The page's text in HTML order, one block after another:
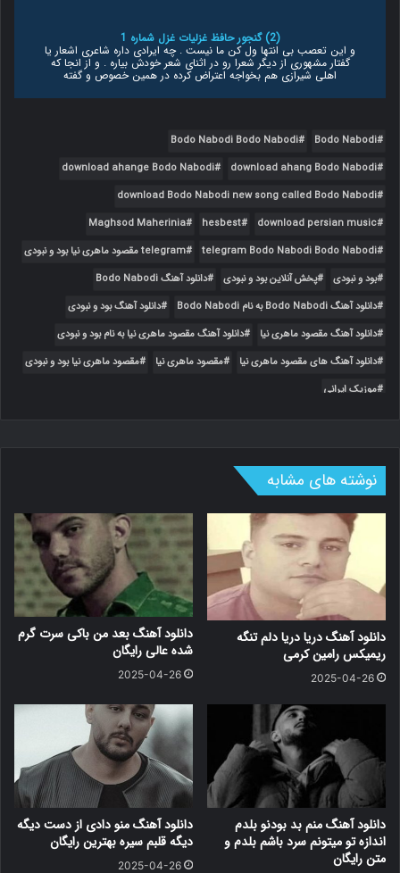
(2) گنجور حافظ غزلیات غزل شماره 1
و این تعصب بی انتها ول کن ما نیست . چه ایرادی داره شاعری اشعار یا
گفتار مشهوری از دیگر شعرا رو در اثنای شعر خودش بیاره . و از انجا که
اهلی شیرازی هم بخواجه اعتراض کرده در همین خصوص و گفته
Bodo Nabodi
Bodo Nabodi Bodo Nabodi
download ahang Bodo Nabodi
download ahange Bodo Nabodi
download Bodo Nabodi new song called Bodo Nabodi
download persian music
hesbest
Maghsod Maherinia
telegram Bodo Nabodi Bodo Nabodi
telegram مقصود ماهری نیا بود و نبودی
بود و نبودی
پخش آنلاین بود و نبودی
دانلود آهنگ Bodo Nabodi
دانلود آهنگ Bodo Nabodi به نام Bodo Nabodi
دانلود آهنگ بود و نبودی
دانلود آهنگ مقصود ماهری نیا
دانلود آهنگ مقصود ماهری نیا به نام بود و نبودی
دانلود آهنگ های مقصود ماهری نیا
مقصود ماهری نیا
مقصود ماهری نیا بود و نبودی
موزیک ایرانی
نوشته های مشابه
دانلود آهنگ دریا دریا دلم تنگه
ریمیکس رامین کرمی
2025-04-26
دانلود آهنگ بعد من باکی سرت گرم
شده عالی رایگان
2025-04-26
دانلود آهنگ منم بد بودنو بلدم
اندازه تو میتونم سرد باشم بلدم و
متن رایگان
دانلود آهنگ منو دادی از دست دیگه
دیگه قلبم سیره بهترین رایگان
2025-04-26